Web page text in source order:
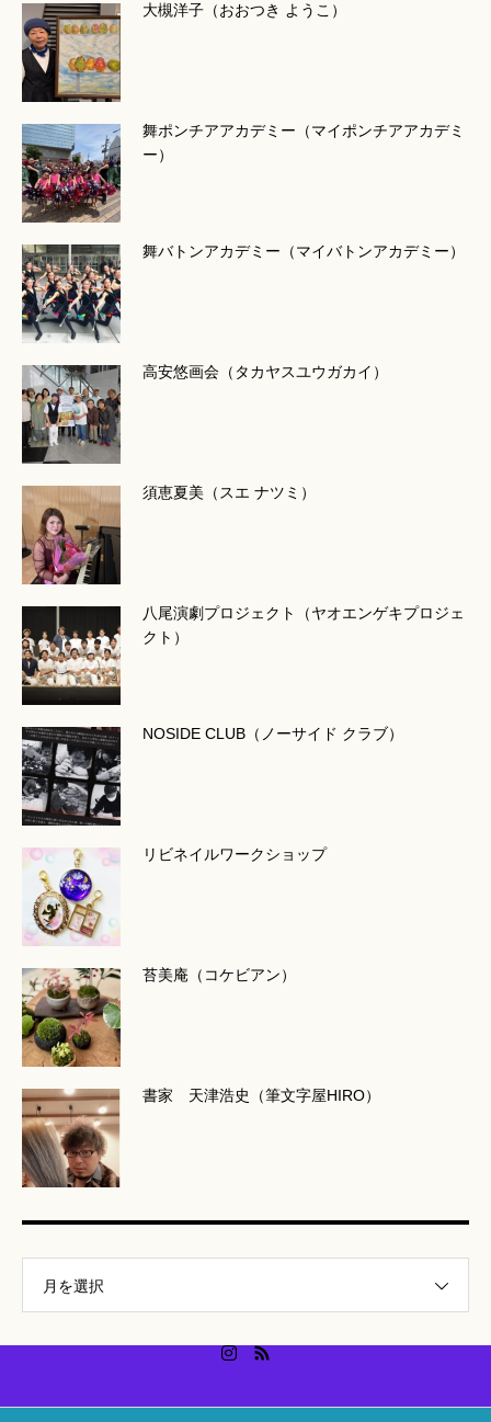
大槻洋子（おおつき ようこ）
舞ポンチアアカデミー（マイポンチアアカデミ
ー）
舞バトンアカデミー（マイバトンアカデミー）
高安悠画会（タカヤスユウガカイ）
須恵夏美（スエ ナツミ）
八尾演劇プロジェクト（ヤオエンゲキプロジェ
クト）
NOSIDE CLUB（ノーサイド クラブ）
リビネイルワークショップ
苔美庵（コケビアン）
書家 天津浩史（筆文字屋HIRO）
月を選択